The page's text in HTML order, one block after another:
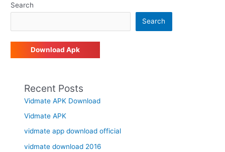
Search
Search
Download Apk
Recent Posts
Vidmate APK Download
Vidmate APK
vidmate app download official
vidmate download 2016